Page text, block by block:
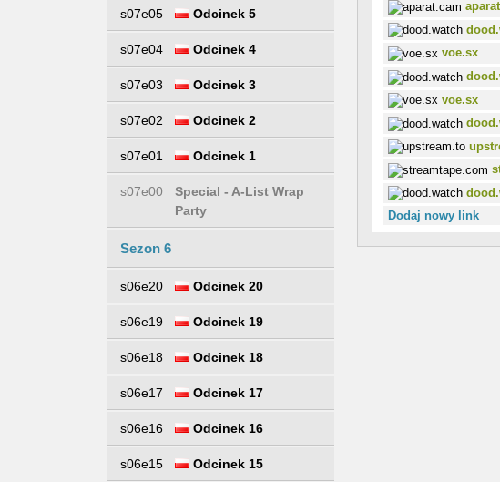
s07e05 Odcinek 5
s07e04 Odcinek 4
s07e03 Odcinek 3
s07e02 Odcinek 2
s07e01 Odcinek 1
s07e00
Special - A-List Wrap
Party
Sezon 6
s06e20 Odcinek 20
s06e19 Odcinek 19
s06e18 Odcinek 18
s06e17 Odcinek 17
s06e16 Odcinek 16
s06e15 Odcinek 15
voe.sx
voe.sx
Dodaj nowy link